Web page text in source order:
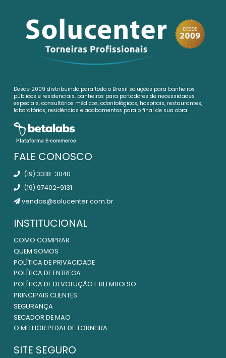
Desde 2009 distribuindo para todo o Brasil soluções para banheiros
públicos e residenciais, banheiros para portadores de necessidades
especiais, consultórios médicos, odontológicos, hospitais, restaurantes,
laboratórios, residências e acabamentos para o final de sua obra.
FALE CONOSCO
(19) 3318-3040
(19) 97402-9131
vendas@solucenter.com.br
INSTITUCIONAL
COMO COMPRAR
QUEM SOMOS
POLÍTICA DE PRIVACIDADE
POLÍTICA DE ENTREGA
POLÍTICA DE DEVOLUÇÃO E REEMBOLSO
PRINCIPAIS CLIENTES
SEGURANÇA
SECADOR DE MAO
O MELHOR PEDAL DE TORNEIRA
SITE SEGURO